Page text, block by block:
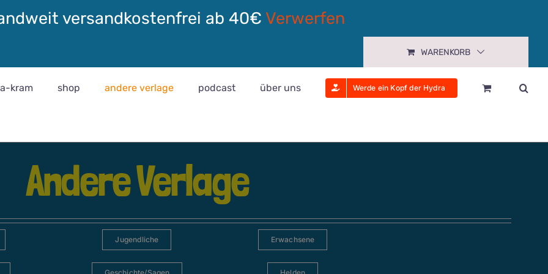
versandkostenfrei ab 40€ Verwerfen
WARENKORB
kram shop andere verlage podcast über uns Werde ein Kopf der Hydra
Andere Verlage
Jugendliche Erwachsene